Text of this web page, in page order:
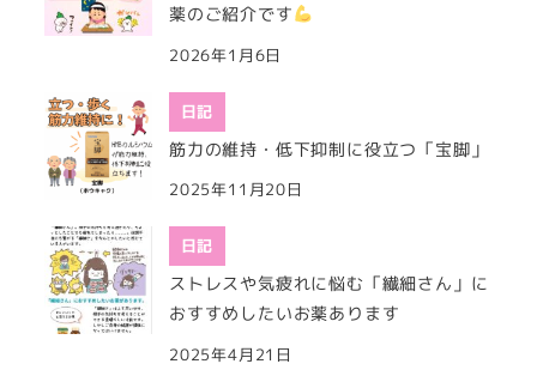
薬のご紹介です
2026年1月6日
日記
筋力の維持・低下抑制に役立つ「宝脚」
2025年11月20日
日記
ストレスや気疲れに悩む「繊細さん」に
おすすめしたいお薬あります
2025年4月21日